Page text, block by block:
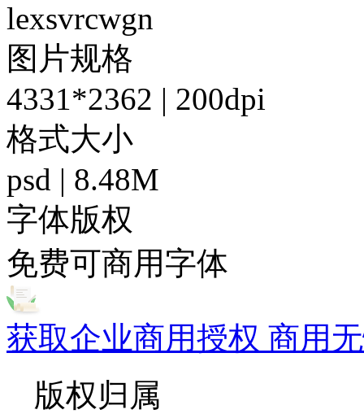
lexsvrcwgn
图片规格
4331*2362 | 200dpi
格式大小
psd | 8.48M
字体版权
免费可商用字体
获取企业商用授权 商用
版权归属